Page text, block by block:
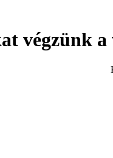
végzünk a